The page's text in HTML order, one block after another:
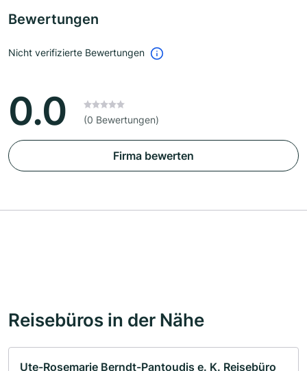
Bewertungen
Nicht verifizierte Bewertungen
0.0 (0 Bewertungen)
Firma bewerten
Reisebüros in der Nähe
Ute-Rosemarie Berndt-Pantoudis e. K. Reisebüro